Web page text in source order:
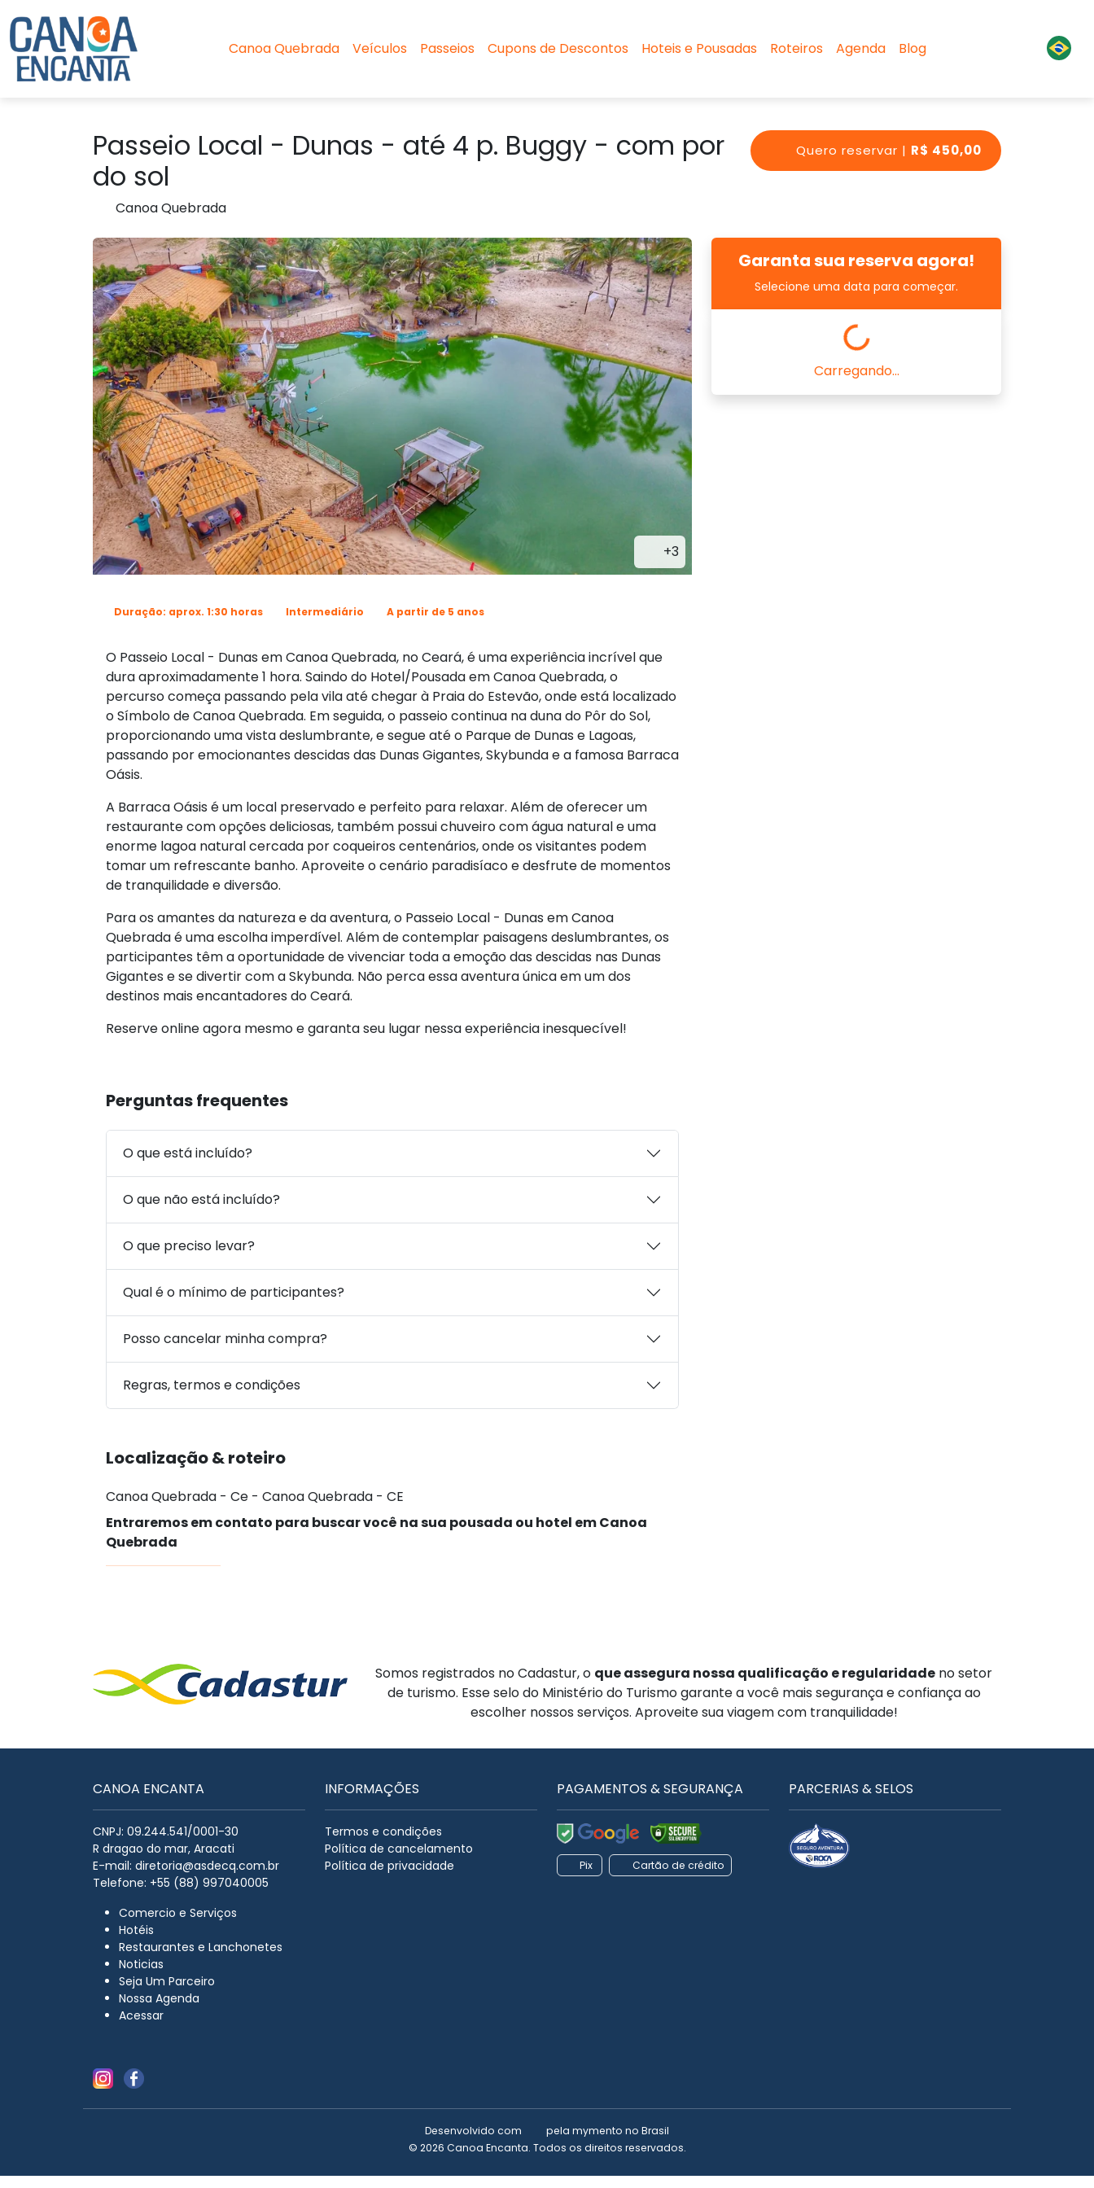
Canoa Quebrada Veículos Passeios Cupons de Descontos Hoteis e Pousadas Roteiros Agenda Blog
Quero reservar | R$ 450,00
Passeio Local - Dunas - até 4 p. Buggy - com por
do sol
Canoa Quebrada
+3
Duração: aprox. 1:30 horas Intermediário A partir de 5 anos
O Passeio Local - Dunas em Canoa Quebrada, no Ceará, é uma experiência incrível que
dura aproximadamente 1 hora. Saindo do Hotel/Pousada em Canoa Quebrada, o
percurso começa passando pela vila até chegar à Praia do Estevão, onde está localizado
o Símbolo de Canoa Quebrada. Em seguida, o passeio continua na duna do Pôr do Sol,
proporcionando uma vista deslumbrante, e segue até o Parque de Dunas e Lagoas,
passando por emocionantes descidas das Dunas Gigantes, Skybunda e a famosa Barraca
Oásis.
A Barraca Oásis é um local preservado e perfeito para relaxar. Além de oferecer um
restaurante com opções deliciosas, também possui chuveiro com água natural e uma
enorme lagoa natural cercada por coqueiros centenários, onde os visitantes podem
tomar um refrescante banho. Aproveite o cenário paradisíaco e desfrute de momentos
de tranquilidade e diversão.
Para os amantes da natureza e da aventura, o Passeio Local - Dunas em Canoa
Quebrada é uma escolha imperdível. Além de contemplar paisagens deslumbrantes, os
participantes têm a oportunidade de vivenciar toda a emoção das descidas nas Dunas
Gigantes e se divertir com a Skybunda. Não perca essa aventura única em um dos
destinos mais encantadores do Ceará.
Reserve online agora mesmo e garanta seu lugar nessa experiência inesquecível!
Perguntas frequentes
O que está incluído?
O que não está incluído?
O que preciso levar?
Qual é o mínimo de participantes?
Posso cancelar minha compra?
Regras, termos e condições
Localização & roteiro
Canoa Quebrada - Ce - Canoa Quebrada - CE
Entraremos em contato para buscar você na sua pousada ou hotel em Canoa
Quebrada
Garanta sua reserva agora!
Selecione uma data para começar.
Carregando...
Somos registrados no Cadastur, o que assegura nossa qualificação e regularidade no setor
de turismo. Esse selo do Ministério do Turismo garante a você mais segurança e confiança ao
escolher nossos serviços. Aproveite sua viagem com tranquilidade!
CANOA ENCANTA
CNPJ: 09.244.541/0001-30
R dragao do mar, Aracati
E-mail: diretoria@asdecq.com.br
Telefone: +55 (88) 997040005
Comercio e Serviços
Hotéis
Restaurantes e Lanchonetes
Noticias
Seja Um Parceiro
Nossa Agenda
Acessar
INFORMAÇÕES
Termos e condições
Política de cancelamento
Política de privacidade
PAGAMENTOS & SEGURANÇA
Pix Cartão de crédito
PARCERIAS & SELOS
Desenvolvido com pela mymento no Brasil
© 2026 Canoa Encanta. Todos os direitos reservados.